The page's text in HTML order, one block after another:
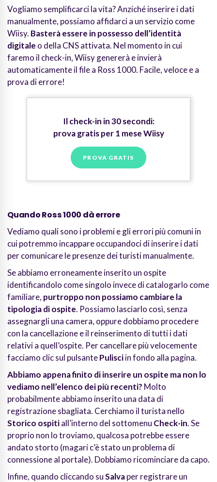
Vogliamo semplificarci la vita? Anziché inserire i dati
manualmente, possiamo affidarci a un servizio come
Wiisy. Basterà essere in possesso dell’identità
digitale o della CNS attivata. Nel momento in cui
faremo il check-in, Wiisy genererà e invierà
automaticamente il file a Ross 1000. Facile, veloce e a
prova di errore!
Il check-in in 30 secondi:
prova gratis per 1 mese Wiisy
PROVA GRATIS
Quando Ross 1000 dà errore
Vediamo quali sono i problemi e gli errori più comuni in
cui potremmo incappare occupandoci di inserire i dati
per comunicare le presenze dei turisti manualmente.
Se abbiamo erroneamente inserito un ospite
identificandolo come singolo invece di catalogarlo come
familiare, purtroppo non possiamo cambiare la
tipologia di ospite. Possiamo lasciarlo così, senza
assegnargli una camera, oppure dobbiamo procedere
con la cancellazione e il reinserimento di tutti i dati
relativi a quell’ospite. Per cancellare più velocemente
facciamo clic sul pulsantePulisciin fondo alla pagina.
Abbiamo appena finito di inserire un ospite ma non lo
vediamo nell’elenco dei più recenti? Molto
probabilmente abbiamo inserito una data di
registrazione sbagliata. Cerchiamo il turista nello
Storico ospitiall’interno del sottomenu Check-in. Se
proprio non lo troviamo, qualcosa potrebbe essere
andato storto (magari c’è stato un problema di
connessione al portale). Dobbiamo ricominciare da capo.
Infine, quando cliccando suSalvaper registrare un